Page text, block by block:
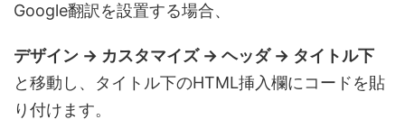
Google翻訳を設置する場合、
デザイン → カスタマイズ → ヘッダ → タイトル下
と移動し、タイトル下のHTML挿入欄にコードを貼
り付けます。